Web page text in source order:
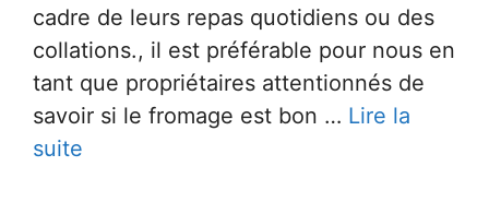
cadre de leurs repas quotidiens ou des
collations., il est préférable pour nous en
tant que propriétaires attentionnés de
savoir si le fromage est bon … Lire la
suite